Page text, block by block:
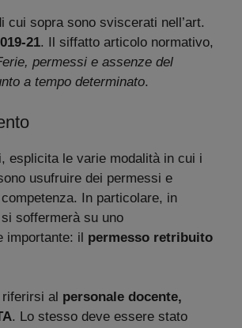
cui sopra sono sviscerati nell’art.
21. Il siffatto articolo normativo,
permessi e assenze del
a tempo determinato.
esplicita le varie modalità in cui i
usufruire dei permessi e
In particolare, in
soffermerà su uno
importante: il permesso retribuito
al personale docente,
. Lo stesso deve essere stato